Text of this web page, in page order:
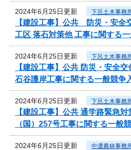
2024年6月25日更新 下呂土木事務
【建設工事】公共 防災・安全
工区 落石対策他 工事に関する
2024年6月25日更新 下呂土木事務
【建設工事】公共 防災・安
石谷護岸工事に関する一般競争
2024年6月25日更新 下呂土木事務
【建設工事】公共 通学路緊急対
（国）257号工事に関する一般
2024年6月25日更新 中濃農林事務